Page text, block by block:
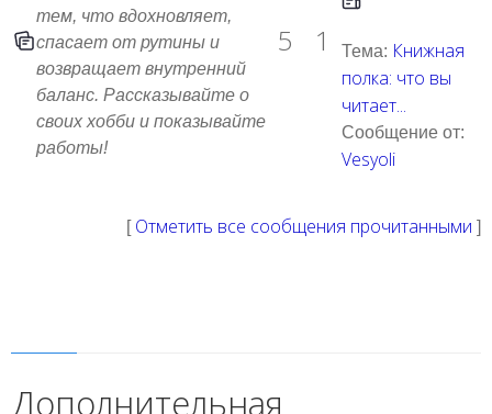
тем, что вдохновляет,
спасает от рутины и
возвращает внутренний
баланс. Рассказывайте о
своих хобби и показывайте
работы!
5 1 Тема: Книжная
полка: что вы
читает...
Сообщение от:
Vesyoli
[ Отметить все сообщения прочитанными ]
Дополнительная